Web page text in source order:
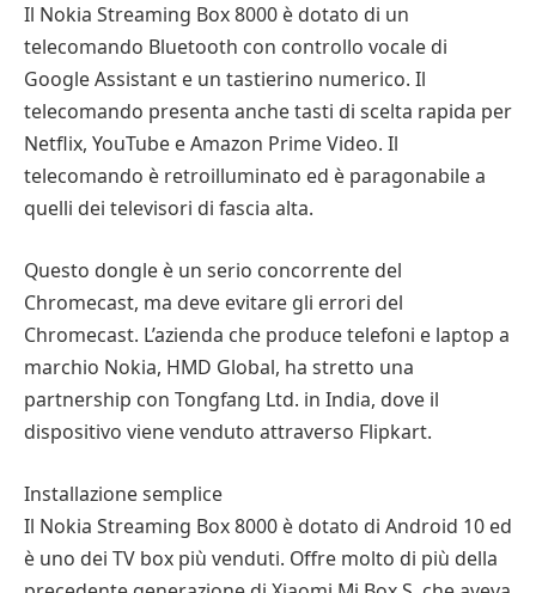
Il Nokia Streaming Box 8000 è dotato di un
telecomando Bluetooth con controllo vocale di
Google Assistant e un tastierino numerico. Il
telecomando presenta anche tasti di scelta rapida per
Netflix, YouTube e Amazon Prime Video. Il
telecomando è retroilluminato ed è paragonabile a
quelli dei televisori di fascia alta.
Questo dongle è un serio concorrente del
Chromecast, ma deve evitare gli errori del
Chromecast. L’azienda che produce telefoni e laptop a
marchio Nokia, HMD Global, ha stretto una
partnership con Tongfang Ltd. in India, dove il
dispositivo viene venduto attraverso Flipkart.
Installazione semplice
Il Nokia Streaming Box 8000 è dotato di Android 10 ed
è uno dei TV box più venduti. Offre molto di più della